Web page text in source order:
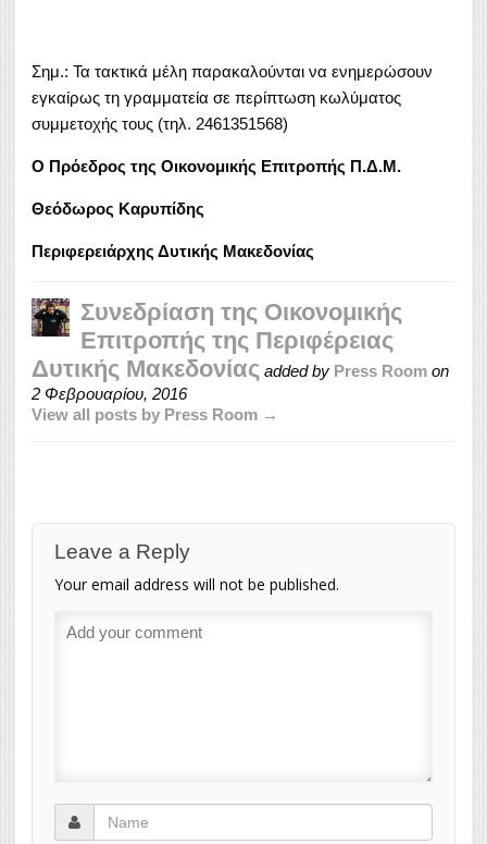
Σημ.: Τα τακτικά μέλη παρακαλούνται να ενημερώσουν
εγκαίρως τη γραμματεία σε περίπτωση κωλύματος
συμμετοχής τους (τηλ. 2461351568)
Ο Πρόεδρος της Οικονομικής Επιτροπής Π.Δ.Μ.
Θεόδωρος Καρυπίδης
Περιφερειάρχης Δυτικής Μακεδονίας
Συνεδρίαση της Οικονομικής
Επιτροπής της Περιφέρειας
Δυτικής Μακεδονίας added by Press Room on
2 Φεβρουαρίου, 2016
View all posts by Press Room →
Leave a Reply
Your email address will not be published.